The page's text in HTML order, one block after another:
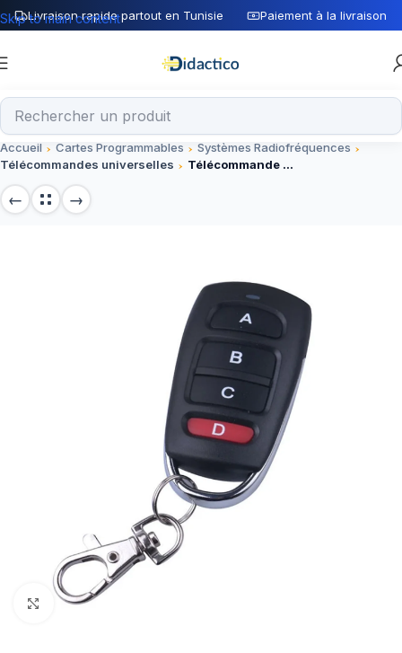
Livraison rapide partout en Tunisie Paiement à la livraison
Skip to main content
Accueil Cartes Programmables
Systèmes Radiofréquences
Télécommandes universelles
Télécommande universelle 433Mhz ABCD pour projets électroniques (module)
Click to enlarge